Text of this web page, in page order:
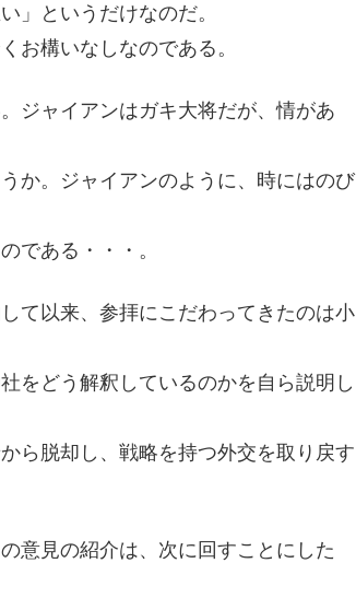
」というだけなのだ。
お構いなしなのである。
ジャイアンはガキ大将だが、情があ
か。ジャイアンのように、時にはのび
である・・・。
て以来、参拝にこだわってきたのは小
をどう解釈しているのかを自ら説明し
ら脱却し、戦略を持つ外交を取り戻す
意見の紹介は、次に回すことにした